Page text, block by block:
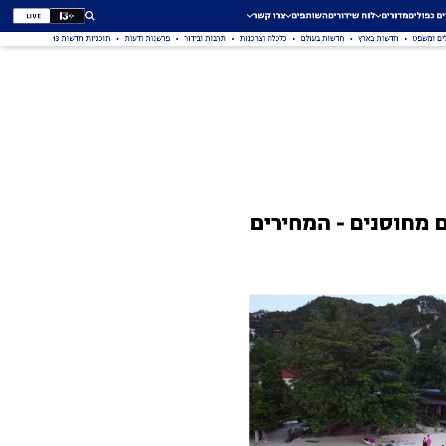
Application error: a
. כפוליםמדורים לוח שידוריםהשותפים צרו קשר LIVE
ומשפט חדשות בארץ חדשות בעולם כלכלה וצרכנות תרבות ובידור פרשנות ודעות תוכניות חדשות 13
מחוסנים - המחירים